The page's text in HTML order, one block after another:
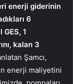
enerji giderinin
6
GES, 1
kalan 3
Şamcı,
enerji maliyetini